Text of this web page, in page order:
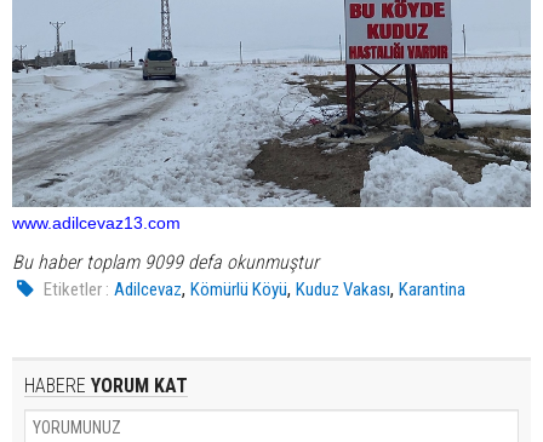
www.adilcevaz13.com
Bu haber toplam 9099 defa okunmuştur
Etiketler : Adilcevaz,Kömürlü Köyü,Kuduz Vakası,Karantina
HABERE YORUM KAT